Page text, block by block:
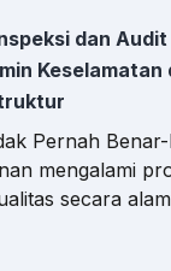
dan
Keselamatan
Pernah Benar-
mengalami
secara